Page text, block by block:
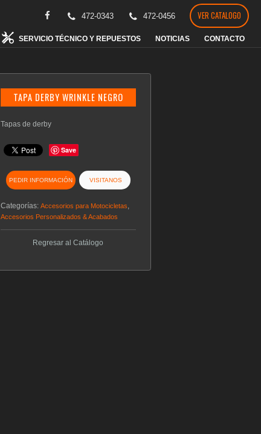
472-0343 472-0456 VER CATALOGO
SERVICIO TÉCNICO Y REPUESTOS NOTICIAS CONTACTO
TAPA DERBY WRINKLE NEGRO
Tapas de derby
Save
PEDIR INFORMACIÓN VISITANOS
Categorías: Accesorios para Motocicletas
Accesorios Personalizados & Acabados
Regresar al Catálogo